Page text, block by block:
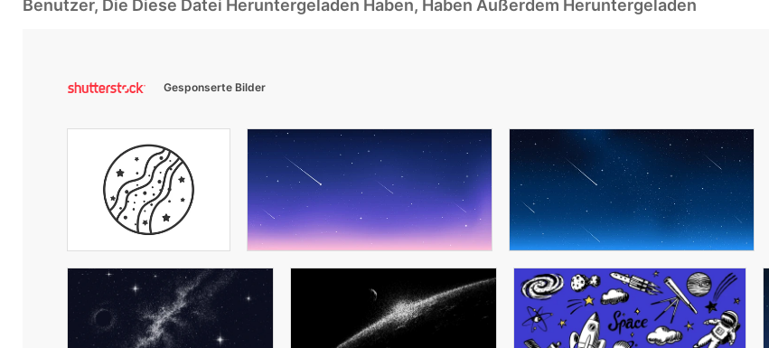
Benutzer, Die Diese Datei Heruntergeladen Haben, Haben Außerdem Heruntergeladen
Gesponserte Bilder